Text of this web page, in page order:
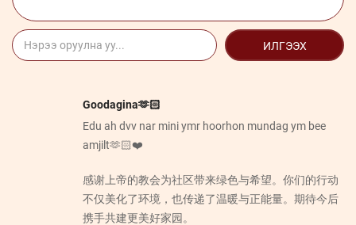
ИЛГЭЭХ
Goodagina🫶🏻
Edu ah dvv nar mini ymr hoorhon mundag ym bee
amjilt🫶🏻❤️
感谢上帝的教会为社区带来绿色与希望。你们的行动
不仅美化了环境，也传递了温暖与正能量。期待今后
携手共建更美好家园。